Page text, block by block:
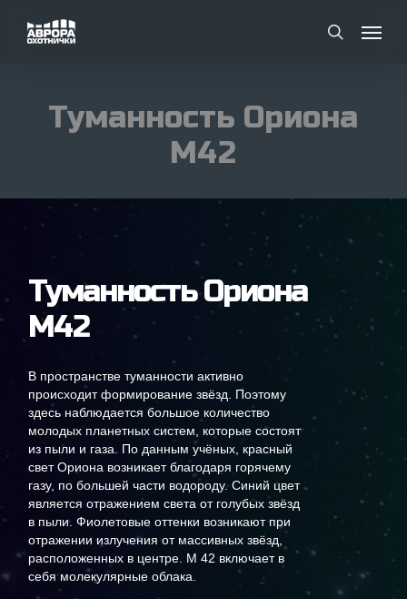
search
Menu
Туманность Ориона
M42
Туманность Ориона
M42
В пространстве туманности активно
происходит формирование звёзд. Поэтому
здесь наблюдается большое количество
молодых планетных систем, которые состоят
из пыли и газа. По данным учёных, красный
свет Ориона возникает благодаря горячему
газу, по большей части водороду. Синий цвет
является отражением света от голубых звёзд
в пыли. Фиолетовые оттенки возникают при
отражении излучения от массивных звёзд,
расположенных в центре. М 42 включает в
себя молекулярные облака.